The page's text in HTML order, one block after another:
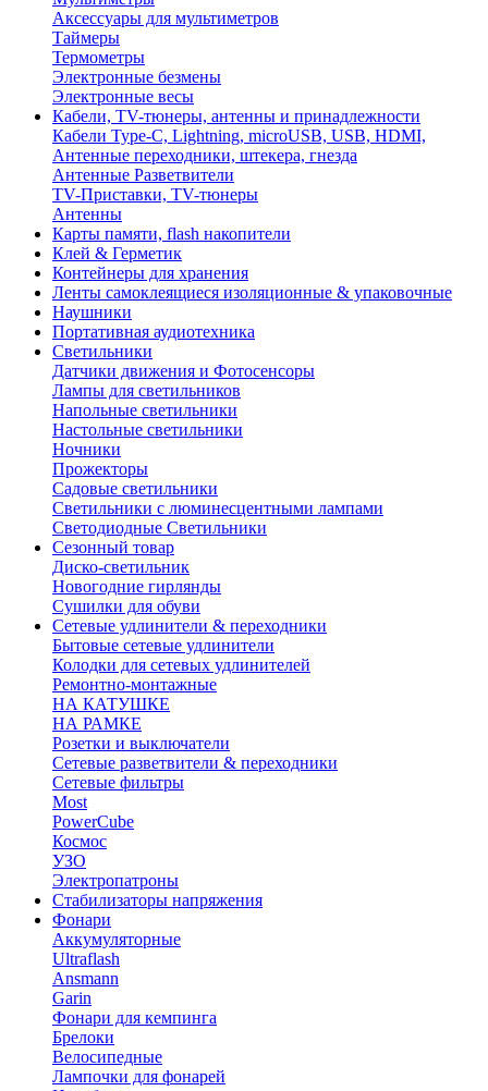
Аксессуары для мультиметров
Таймеры
Термометры
Электронные безмены
Электронные весы
Кабели, TV-тюнеры, антенны и принадлежности
Кабели Type-C, Lightning, microUSB, USB, HDMI,
Антенные переходники, штекера, гнезда
Антенные Разветвители
TV-Приставки, TV-тюнеры
Антенны
Карты памяти, flash накопители
Клей & Герметик
Контейнеры для хранения
Ленты самоклеящиеся изоляционные & упаковочные
Наушники
Портативная аудиотехника
Светильники
Датчики движения и Фотосенсоры
Лампы для светильников
Напольные светильники
Настольные светильники
Ночники
Прожекторы
Садовые светильники
Светильники с люминесцентными лампами
Светодиодные Светильники
Сезонный товар
Диско-светильник
Новогодние гирлянды
Сушилки для обуви
Сетевые удлинители & переходники
Бытовые сетевые удлинители
Колодки для сетевых удлинителей
Ремонтно-монтажные
НА КАТУШКЕ
НА РАМКЕ
Розетки и выключатели
Сетевые разветвители & переходники
Сетевые фильтры
Most
PowerCube
Космос
УЗО
Электропатроны
Стабилизаторы напряжения
Фонари
Аккумуляторные
Ultraflash
Ansmann
Garin
Фонари для кемпинга
Брелоки
Велосипедные
Лампочки для фонарей